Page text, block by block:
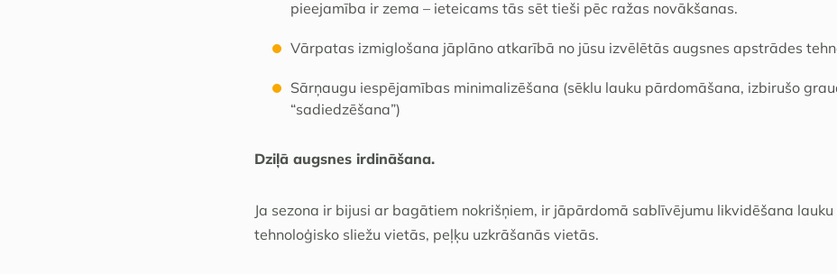
pieejamība ir zema – ieteicams tās sēt tieši pēc ražas novākšanas.
Vārpatas izmiglošana jāplāno atkarībā no jūsu izvēlētās augsnes apstrādes
Sārņaugu iespējamības minimalizēšana (sēklu lauku pārdomāšana, izbirušo
“sadiedzēšana”)
Dziļā augsnes irdināšana.
Ja sezona ir bijusi ar bagātiem nokrišņiem, ir jāpārdomā sablīvējumu likvidēšana lauku
tehnoloģisko sliežu vietās, peļķu uzkrāšanās vietās.